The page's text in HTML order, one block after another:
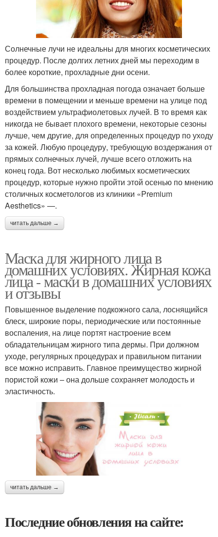
Солнечные лучи не идеальны для многих косметических
процедур. После долгих летних дней мы переходим в
более короткие, прохладные дни осени.
Для большинства прохладная погода означает больше
времени в помещении и меньше времени на улице под
воздействием ультрафиолетовых лучей. В то время как
никогда не бывает плохого времени, некоторые сезоны
лучше, чем другие, для определенных процедур по уходу
за кожей. Любую процедуру, требующую воздержания от
прямых солнечных лучей, лучше всего отложить на
конец года. Вот несколько любимых косметических
процедур, которые нужно пройти этой осенью по мнению
столичных косметологов из клиники «Premium
Aesthetics» —.
читать дальше →
Маска для жирного лица в
домашних условиях. Жирная кожа
лица - маски в домашних условиях
и отзывы
Повышенное выделение подкожного сала, лоснящийся
блеск, широкие поры, периодические или постоянные
воспаления, на лице портят настроение всем
обладательницам жирного типа дермы. При должном
уходе, регулярных процедурах и правильном питании
все можно исправить. Главное преимущество жирной
пористой кожи – она дольше сохраняет молодость и
эластичность.
читать дальше →
Последние обновления на сайте: